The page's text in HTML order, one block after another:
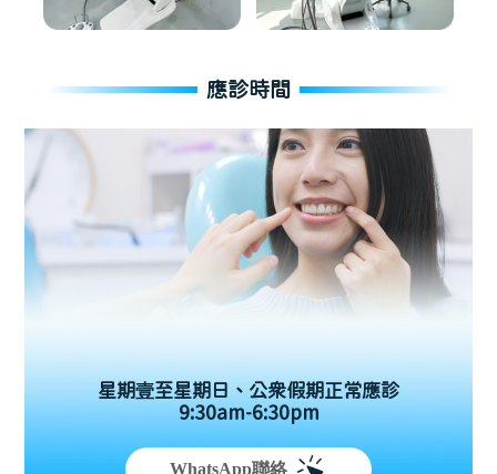
應診時間
星期壹至星期日、公眾假期正常應診
9:30am-6:30pm
WhatsApp聯絡